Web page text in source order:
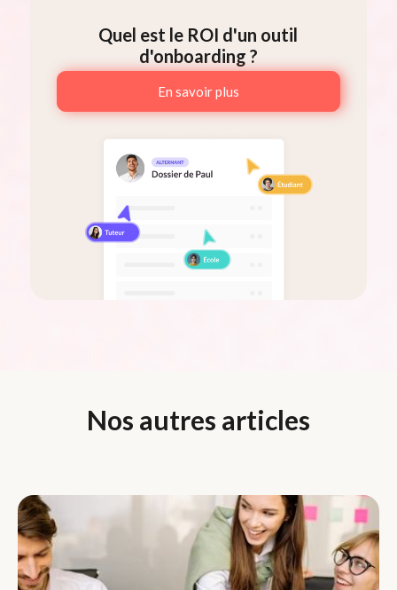
Quel est le ROI d'un outil
d'onboarding ?
En savoir plus
Nos autres articles